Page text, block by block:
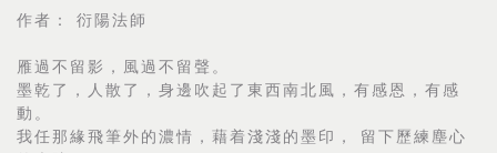
作者： 衍陽法師
雁過不留影，風過不留聲。
墨乾了，人散了，身邊吹起了東西南北風，有感恩，有感
動。
我任那緣飛筆外的濃情，藉着淺淺的墨印， 留下歷練塵心